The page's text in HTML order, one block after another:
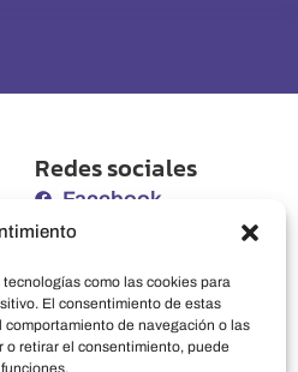
como las cookies para
El consentimiento de estas
de navegación o las
retirar el consentimiento, puede
Redes sociales
Facebook
LinkedIn